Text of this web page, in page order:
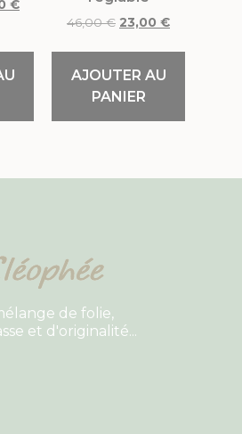
€
46,00€ 23,00 €
AJOUTER AU
PANIER
de folie,
et d'originalité...